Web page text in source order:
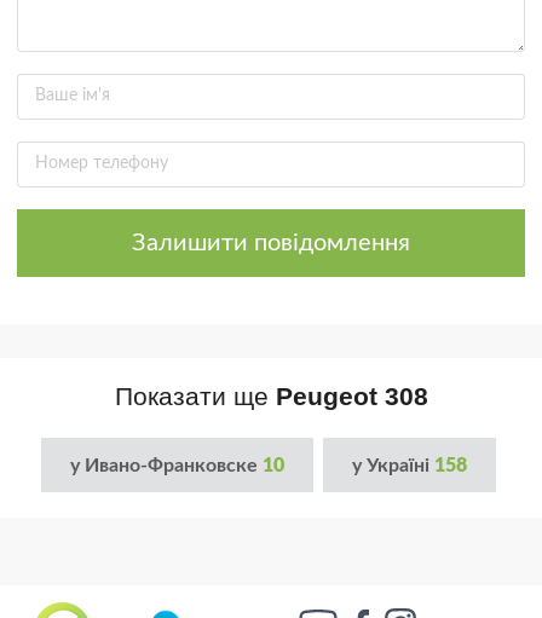
Залишити повідомлення
Показати ще Peugeot 308
у Ивано-Франковске 10 у Україні 158